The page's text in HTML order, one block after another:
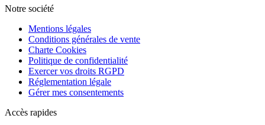
Notre société
Mentions légales
Conditions générales de vente
Charte Cookies
Politique de confidentialité
Exercer vos droits RGPD
Réglementation légale
Gérer mes consentements
Accès rapides